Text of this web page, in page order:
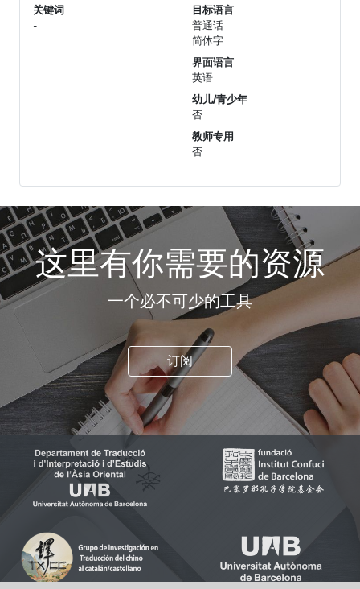
关键词
-
目标语言
普通话
简体字
界面语言
英语
幼儿/青少年
否
教师专用
否
这里有你需要的资源
一个必不可少的工具
订阅